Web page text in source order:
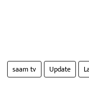
saam tv Update